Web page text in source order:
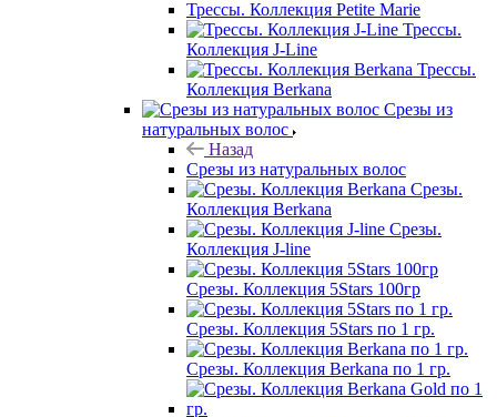
Трессы. Коллекция Petite Marie
Трессы.
Коллекция J-Line
Трессы.
Коллекция Berkana
Срезы из
натуральных волос
Назад
Срезы из натуральных волос
Срезы.
Коллекция Berkana
Срезы.
Коллекция J-line
Срезы. Коллекция 5Stars 100гр
Срезы. Коллекция 5Stars по 1 гр.
Срезы. Коллекция Berkana по 1 гр.